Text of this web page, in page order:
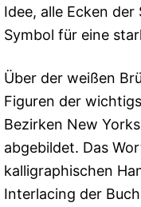
Idee, alle Ecken
Symbol für eine
Über der weißen
Figuren der
Bezirken New
abgebildet. Das
kalligraphischen
Interlacing der